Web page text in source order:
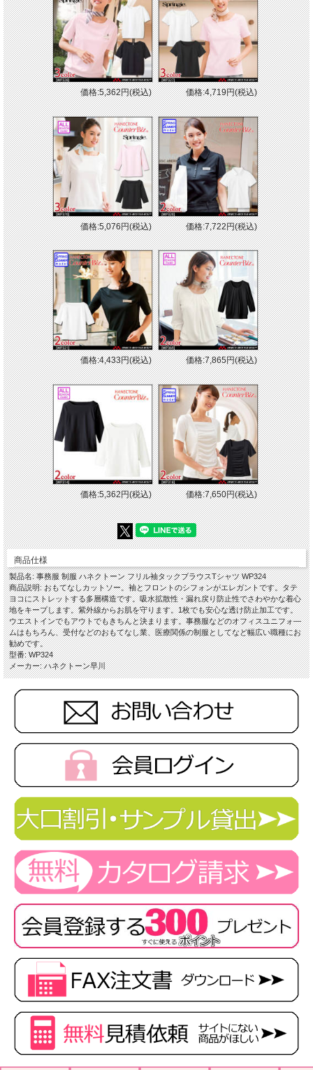
■素材
：ドライミィ 100="" br=""> ※フロントオーバー部分/袖 シフォン ポリエステル
100%
■吸汗速乾
■UVカット効果
■手洗い
■タテヨコにストレットする多層構造
■吸水拡散性・漏れ戻り防止性でさわやかな着心地をキープ
■紫外線からお肌を守ります。
■1枚でも安心な透け防止加工
■ソフトな風合い
※取り寄せ商品、在庫有無、納期後日連絡
価格:5,362円(税込) 価格:4,719円(税込)
価格:5,076円(税込) 価格:7,722円(税込)
価格:4,433円(税込) 価格:7,865円(税込)
価格:5,362円(税込) 価格:7,650円(税込)
商品仕様
製品名: 事務服 制服 ハネクトーン フリル袖タックブラウスTシャツ WP324
商品説明: おもてなしカットソー。袖とフロントのシフォンがエレガントです。タテ
ヨコにストレットする多層構造です。吸水拡散性・漏れ戻り防止性でさわやかな着心
地をキープします。紫外線からお肌を守ります。1枚でも安心な透け防止加工です。
ウエストインでもアウトでもきちんと決まります。事務服などのオフィスユニフォ―
ムはもちろん、受付などのおもてなし業、医療関係の制服としてなど幅広い職種にお
勧めです。
型番: WP324
メーカー: ハネクトーン早川